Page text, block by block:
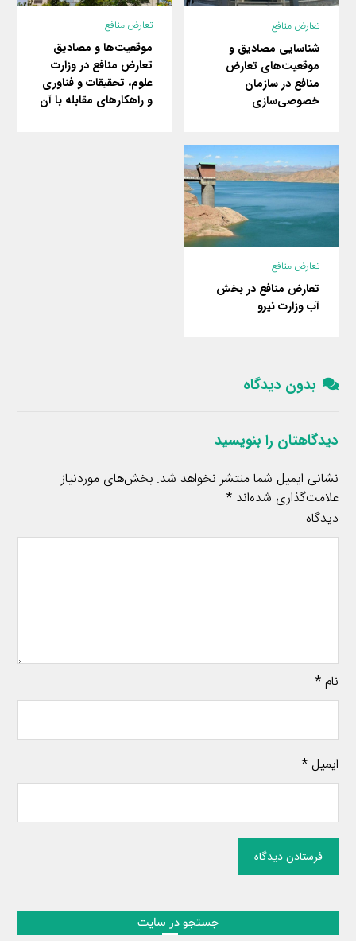
تعارض منافع
شناسایی مصادیق و
موقعیت‌های تعارض
منافع در سازمان
خصوصی‌سازی
تعارض منافع
موقعیت‌ها و مصادیق
تعارض منافع در وزارت
علوم، تحقیقات و فناوری
و راهکارهای مقابله با آن
تعارض منافع
تعارض منافع در بخش
آب وزارت نیرو
بدون دیدگاه
دیدگاهتان را بنویسید
نشانی ایمیل شما منتشر نخواهد شد. بخش‌های موردنیاز
علامت‌گذاری شده‌اند*
دیدگاه
نام*
ایمیل*
فرستادن دیدگاه
جستجو در سایت